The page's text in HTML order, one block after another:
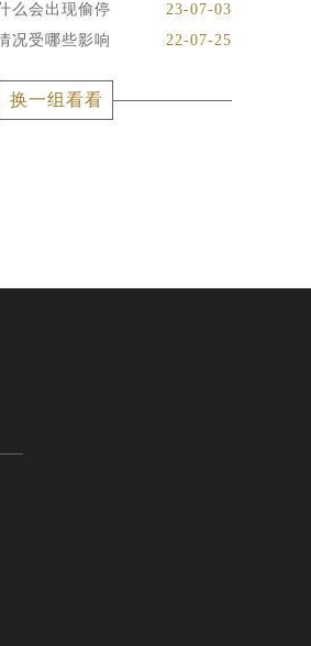
会出现偷停
23-07-03
况受哪些影响
22-07-25
换一组看看